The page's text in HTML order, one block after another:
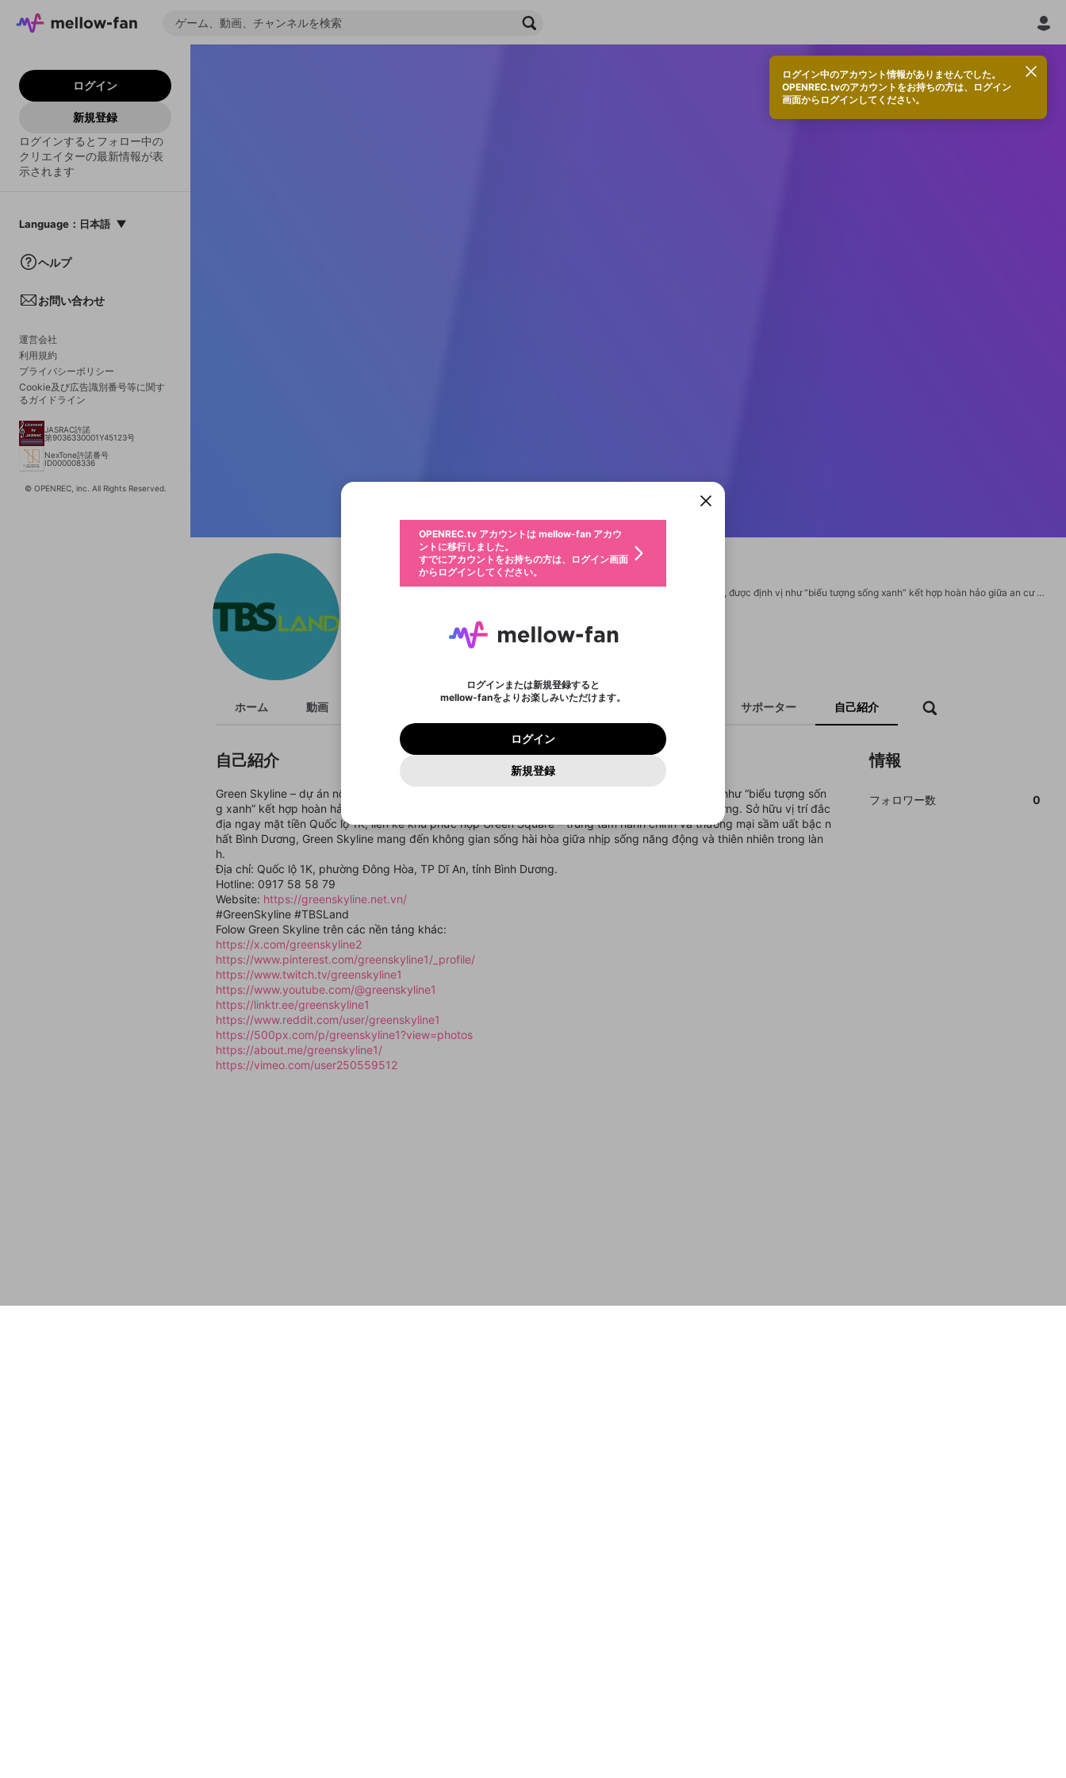
検索履歴をすべて削除しますか？
いいえ はい
ログイン
新規登録
ログインするとフォロー中の
クリエイターの最新情報が表
示されます
Language ： 日本語
中文(簡体)
ヘルプ
お問い合わせ
運営会社
利用規約
プライバシーポリシー
Cookie及び広告識別番号等に関す
るガイドライン
JASRAC許諾
第9036330001Y45123号
NexTone許諾番号
ID000008336
© OPENREC, inc. All Rights Reserved.
ログイン中のアカウント情報がありませんでした。
OPENREC.tvのアカウントをお持ちの方は、ログイン
画面からログインしてください。
Green Skyline
Green Skyline – dự án nổi bật do TBS Land phát triển tại trung tâm thành phố Dĩ An, được định vị như “biểu tượng sống xanh” kết hợp hoàn hảo giữa an cư hiện đại, không gian nghỉ dưỡng và tiềm năng đầu tư bền vững. Sở hữu vị trí đắc địa ngay mặt tiền Quốc lộ 1K, liền kề khu phức hợp Green Square – trung tâm hành chính và thương mại sầm uất bậc nhất Bình Dương, Green Skyline mang đến không gian sống hài hòa giữa nhịp sống năng động và thiên nhiên trong lành. Địa chỉ: Quốc lộ 1K, phường Đông Hòa, TP Dĩ An, tỉnh Bình Dương. Hotline: 0917 58 58 79 Website: https://greenskyline.net.vn/ #GreenSkyline #TBSLand Folow Green Skyline trên các nền tảng khác: https://x.com/greenskyline2 https://www.pinterest.com/greenskyline1/_profile/ https://www.twitch.tv/greenskyline1 https://www.youtube.com/@greenskyline1 https://linktr.ee/greenskyline1 https://www.reddit.com/user/greenskyline1 https://500px.com/p/greenskyline1?view=photos https://about.me/greenskyline1/ https://vimeo.com/user250559512
ホーム 動画 プレイリスト フォロー サポーター 自己紹介
自己紹介
Green Skyline – dự án nổi bật do TBS Land phát triển tại trung tâm thành phố Dĩ An, được định vị như “biểu tượng sốn
g xanh” kết hợp hoàn hảo giữa an cư hiện đại, không gian nghỉ dưỡng và tiềm năng đầu tư bền vững. Sở hữu vị trí đắc
địa ngay mặt tiền Quốc lộ 1K, liền kề khu phức hợp Green Square – trung tâm hành chính và thương mại sầm uất bậc n
hất Bình Dương, Green Skyline mang đến không gian sống hài hòa giữa nhịp sống năng động và thiên nhiên trong làn
h.
Địa chỉ: Quốc lộ 1K, phường Đông Hòa, TP Dĩ An, tỉnh Bình Dương.
Hotline: 0917 58 58 79
Website: https://greenskyline.net.vn/
#GreenSkyline #TBSLand
Folow Green Skyline trên các nền tảng khác:
https://x.com/greenskyline2
https://www.pinterest.com/greenskyline1/_profile/
https://www.twitch.tv/greenskyline1
https://www.youtube.com/@greenskyline1
https://linktr.ee/greenskyline1
https://www.reddit.com/user/greenskyline1
https://500px.com/p/greenskyline1?view=photos
https://about.me/greenskyline1/
https://vimeo.com/user250559512
情報
フォロワー数 0
ブロックリストに追加しますか？
キャンセル OK
この動画の公開は終了しました
OK
ファンレター
応援している配信者にファンレターを送ることができま
す。好きなデザインを選んでメッセージを書いたり、エ
ールアイテムでデコレーションして、配信者に届けまし
※ファンレター機能は有料サービスです。
ファンレターを作成
マイページに表示されている動画 (ライブ配信、配信予定、ア
ーカイブ、アップロード動画) をページのトップに1つ固定で
きます。動画タイトル横のメニューより設定することができま
す。
動画プレイリストを選択
動画プレイリストを選択
選択できるプレイリストがありません。プレイリストは動画の再生画面で作成で
動画プレイリストがありません
閉じる
ポイントが不足しています
ご確認ください
利用規約とプライバシーポリシーが更新されました。
サービスを利用するには変更後の内容をご確認いただ
利用規約を確認しました。
確認しました
新規登録
メールアドレスで新規登録
または
Google
Yahoo! JAPAN
Appleでサインアップ
mellow-fanの利用規約・プライバシーポリシー・外部サービ
スとのID連携に関する同意事項に同意頂いた上で、次にお進み
@
進みください。
アカウント作成
ログイン
メールアドレスでログイン
または
Google
Yahoo! JAPAN
Appleでサインイン
mellow-fanの利用規約・プライバシーポリシー・外部サービ
スとのID連携に関する同意事項に同意頂いた上で、次にお進み
ログイン
ログイン
パスワードを忘れた方はこちら
アカウントをお持ちですか？アカウントを作成する
OPENREC.tv アカウントは mellow-fan アカウ
ントに移行しました。
すでにアカウントをお持ちの方は、ログイン画面
からログインしてください。
ログインまたは新規登録すると
mellow-fanをよりお楽しみいただけます。
ログイン
新規登録
登録したメールアドレスを入力し、送信してください。
再設定する
入力していただいたメールアドレス
に、パスワード再設定用URLを記載
確認ください
OK
年 月
生年月は登録後に変更できません。
お住まいの地域
ご登録いただいた情報はサービスの向上を目的として
使用いたします。
一部サービスをご利用いただくには、生年月の登録が
必要です。
登録
あとで登録
認証コードの入力
ール記載の6桁の認証コードを入力してください。
及びcs.openrec.co.jpドメイン）が受信拒否設定に含まれて
いないかご確認ください。
入力
セッションの有効期限が切れたた
プレミアム会員に入会
不適切なユーザーとして報告します
か？
問題を選択してください
わいせつな表現
著作権の侵害
なりすまし行為
ねずみ講やマルチ商法
誤解を招く配信設定
改造版・海賊版ソフトの配信
政治的・宗教的・人種的な内容
その他の問題
報告された問題については、利用規約に違反しているかどうか
をスタッフが確認します。この機能をむやみに使用すること
は、利用規約違反になります。
送信
サブスクシェア
限定コミュニティ参加方法
Discordアカウントをお持ちでない方
Discordアカウントを作成
Discordは第三者が提供するコミュニティーサービスで、mellow-
fanとは関わりがありません。Discordに関してのお問い合わせには
お答えすることができません。Discordの仕様変更により、限定コ
ミュニティ特典の提供が終了する可能性がありますが、その際の補
外部サービスとのID連携に関する同意事項
Discordとは？ Discordに参加する